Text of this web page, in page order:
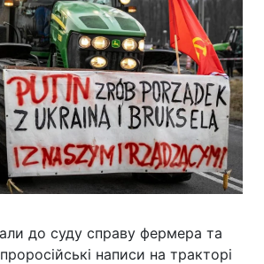
до суду справу фермера та
написи на тракторі